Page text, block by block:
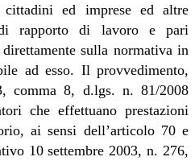
ed imprese ed altre
rapporto di lavoro e pari
sulla normativa in
ad esso. Il provvedimento,
comma 8, d.lgs. n. 81/2008
che effettuano prestazioni
ai sensi dell’articolo 70 e
10 settembre 2003, n. 276,